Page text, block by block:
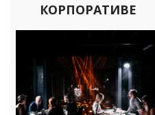
КОРПОРАТИВЕ